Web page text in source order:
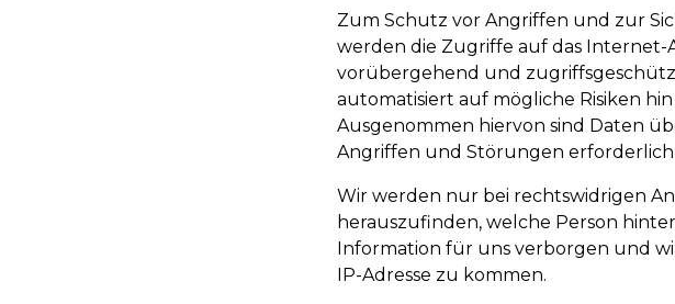
Zum Schutz vor Angriffen und zur
werden die Zugriffe auf das Internet-
vorübergehend und
automatisiert auf mögliche Risiken
Ausgenommen hiervon sind Daten
Angriffen und Störungen erforderlich
Wir werden nur bei rechtswidrigen
herauszufinden, welche Person
Information für uns verborgen und
IP-Adresse zu kommen.